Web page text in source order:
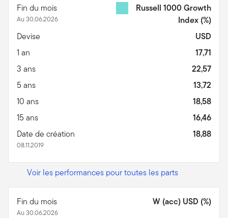
Fin du mois
Au 30.06.2026
Russell 1000 Growth
Index (%)
Devise
USD
1 an
17,71
3 ans
22,57
5 ans
13,72
10 ans
18,58
15 ans
16,46
Date de création
08.11.2019
18,88
Voir les performances pour toutes les parts
Fin du mois
Au 30.06.2026
W (acc) USD (%)